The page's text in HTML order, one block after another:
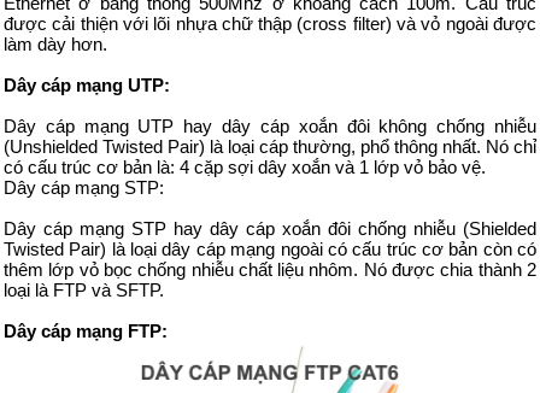
được cải thiện với lõi nhựa chữ thập (cross filter) và vỏ ngoài được
làm dày hơn.
Dây cáp mạng UTP:
Dây cáp mạng UTP hay dây cáp xoắn đôi không chống nhiễu
(Unshielded Twisted Pair) là loại cáp thường, phổ thông nhất. Nó chỉ
có cấu trúc cơ bản là: 4 cặp sợi dây xoắn và 1 lớp vỏ bảo vệ.
Dây cáp mạng STP:
Dây cáp mạng STP hay dây cáp xoắn đôi chống nhiễu (Shielded
Twisted Pair) là loại dây cáp mạng ngoài có cấu trúc cơ bản còn có
thêm lớp vỏ bọc chống nhiễu chất liệu nhôm. Nó được chia thành 2
loại là FTP và SFTP.
Dây cáp mạng FTP: